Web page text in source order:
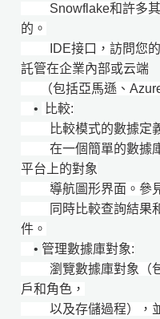
Snowflake和許多其
的。
IDE接口，訪問您的
託管在企業內部或云端
（包括亞馬遜、
•
比較:
比較模式的數據定義
在一個簡單的數據庫
平台上的對象
導航圖形界面。參見
同時比較查詢結果和
件。
•管理數據庫對象:
瀏覽數據庫對象（包
戶和角色，
以及存儲過程），並